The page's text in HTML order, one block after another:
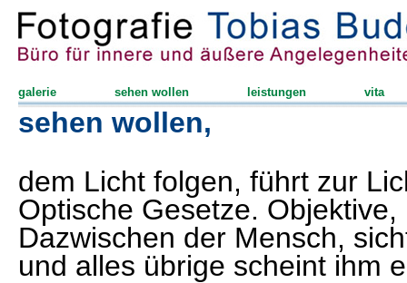
galerie sehen wollen leistungen vita
sehen wollen,
dem Licht folgen, führt zur
Optische Gesetze.
Dazwischen der Mensch,
und alles übrige scheint ihm